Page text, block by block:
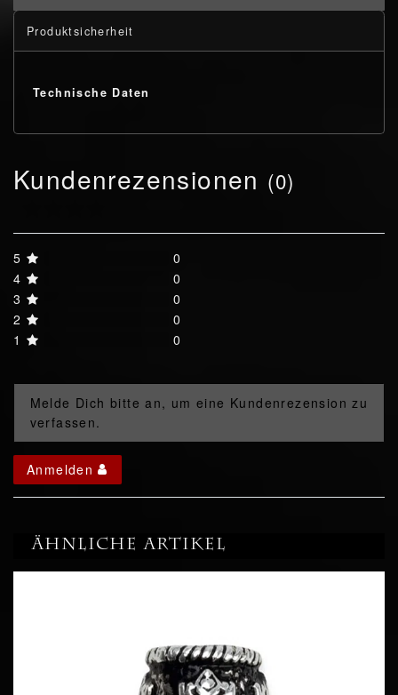
Produktsicherheit
Technische Daten
Kundenrezensionen (0)
5
0
4
0
3
0
2
0
1
0
Melde Dich bitte an, um eine Kundenrezension zu
verfassen.
Anmelden
Ähnliche Artikel